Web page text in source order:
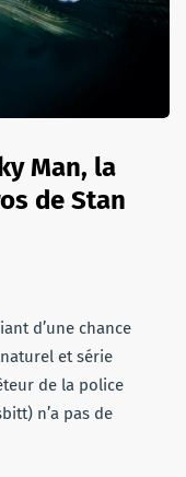
Man, la
de Stan
d’une chance
et série
de la police
n’a pas de